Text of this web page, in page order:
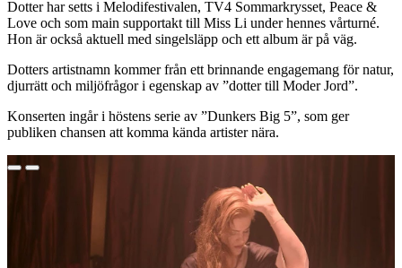
Dotter har setts i Melodifestivalen, TV4 Sommarkrysset, Peace &
Love och som main supportakt till Miss Li under hennes vårturné.
Hon är också aktuell med singelsläpp och ett album är på väg.
Dotters artistnamn kommer från ett brinnande engagemang för natur,
djurrätt och miljöfrågor i egenskap av ”dotter till Moder Jord”.
Konserten ingår i höstens serie av ”Dunkers Big 5”, som ger
publiken chansen att komma kända artister nära.